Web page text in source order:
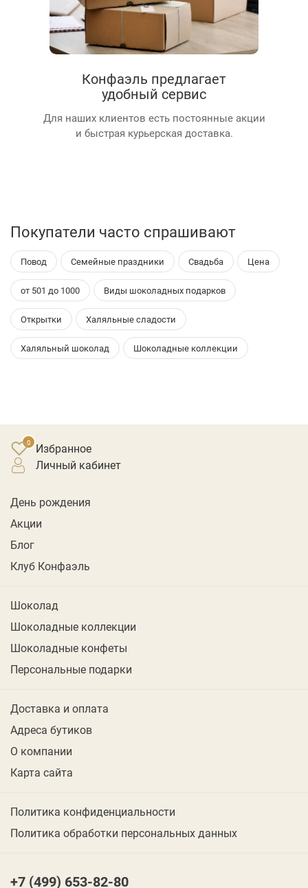
Конфаэль предлагает
удобный сервис
Для наших клиентов есть постоянные акции
и быстрая курьерская доставка.
Покупатели часто спрашивают
Повод Семейные праздники Свадьба Цена
от 501 до 1000 Виды шоколадных подарков
Открытки Халяльные сладости
Халяльный шоколад Шоколадные коллекции
Избранное
личный кабинет
День рождения
Акции
Блог
Клуб Конфаэль
Шоколад
Шоколадные коллекции
Шоколадные конфеты
Персональные подарки
Доставка и оплата
Адреса бутиков
О компании
Карта сайта
Политика конфиденциальности
Политика обработки персональных данных
+7 (499) 653-82-80